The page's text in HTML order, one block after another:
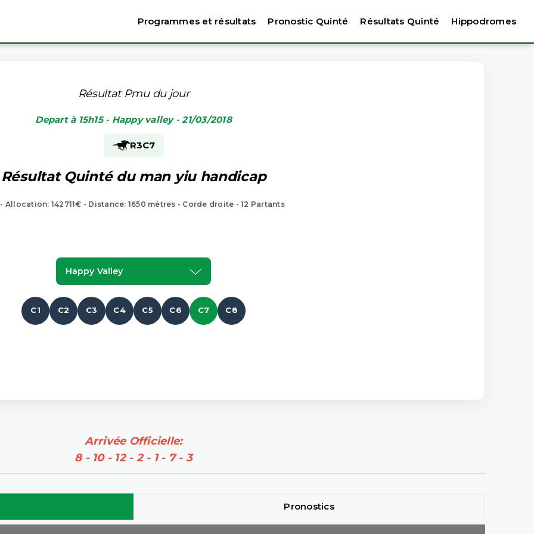
Programmes et résultats Pronostic Quinté Résultats Quinté Hippodromes
Résultat Pmu du jour
Depart à 15h15 - Happy valley - 21/03/2018
R3C7
Résultat Quinté du man yiu handicap
Allocation: 142711€ - Distance: 1650 mètres - Corde droite - 12 Partants
Happy Valley
C1 C2 C3 C4 C5 C6 C7 C8
Arrivée Officielle:
8 - 10 - 12 - 2 - 1 - 7 - 3
Pronostics